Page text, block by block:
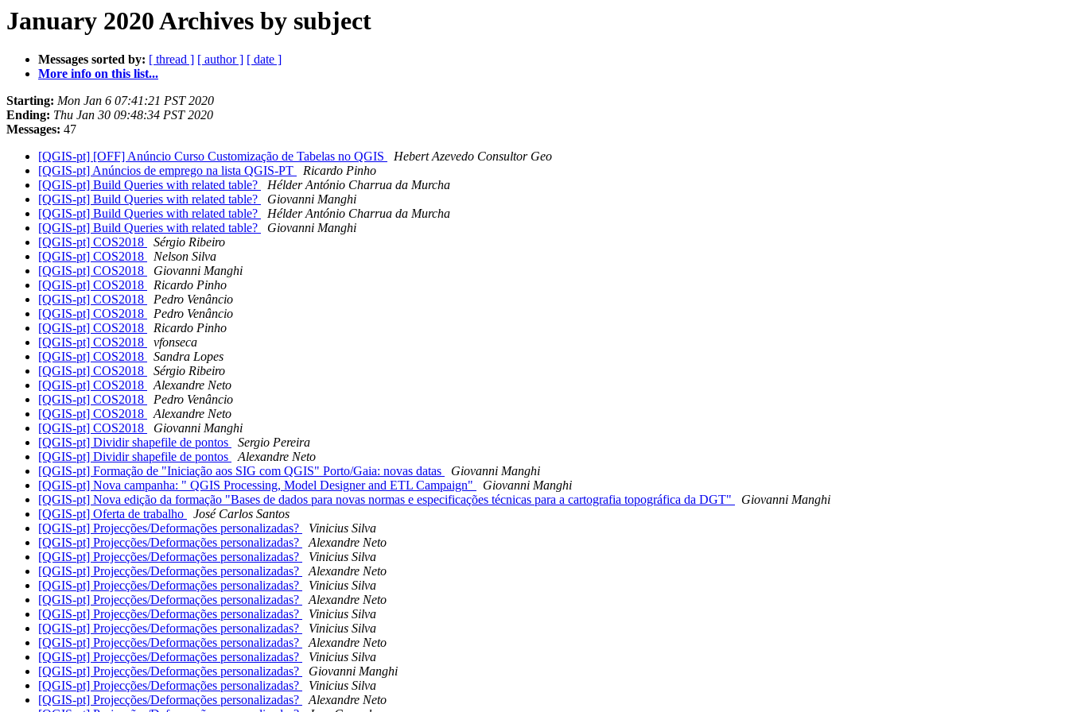
January 2020 Archives by subject
Messages sorted by: [ thread ] [ author ] [ date ]
More info on this list...
Starting: Mon Jan 6 07:41:21 PST 2020
Ending: Thu Jan 30 09:48:34 PST 2020
Messages: 47
[QGIS-pt] [OFF] Anúncio Curso Customização de Tabelas no QGIS
Hebert Azevedo Consultor Geo
[QGIS-pt] Anúncios de emprego na lista QGIS-PT
Ricardo Pinho
[QGIS-pt] Build Queries with related table?
Hélder António Charrua da Murcha
[QGIS-pt] Build Queries with related table?
Giovanni Manghi
[QGIS-pt] Build Queries with related table?
Hélder António Charrua da Murcha
[QGIS-pt] Build Queries with related table?
Giovanni Manghi
[QGIS-pt] COS2018
Sérgio Ribeiro
[QGIS-pt] COS2018
Nelson Silva
[QGIS-pt] COS2018
Giovanni Manghi
[QGIS-pt] COS2018
Ricardo Pinho
[QGIS-pt] COS2018
Pedro Venâncio
[QGIS-pt] COS2018
Pedro Venâncio
[QGIS-pt] COS2018
Ricardo Pinho
[QGIS-pt] COS2018
vfonseca
[QGIS-pt] COS2018
Sandra Lopes
[QGIS-pt] COS2018
Sérgio Ribeiro
[QGIS-pt] COS2018
Alexandre Neto
[QGIS-pt] COS2018
Pedro Venâncio
[QGIS-pt] COS2018
Alexandre Neto
[QGIS-pt] COS2018
Giovanni Manghi
[QGIS-pt] Dividir shapefile de pontos
Sergio Pereira
[QGIS-pt] Dividir shapefile de pontos
Alexandre Neto
[QGIS-pt] Formação de "Iniciação aos SIG com QGIS" Porto/Gaia: novas datas
Giovanni Manghi
[QGIS-pt] Nova campanha: " QGIS Processing, Model Designer and ETL Campaign"
Giovanni Manghi
[QGIS-pt] Nova edição da formação "Bases de dados para novas normas e especificações técnicas para a cartografia topográfica da DGT"
Giovanni Manghi
[QGIS-pt] Oferta de trabalho
José Carlos Santos
[QGIS-pt] Projecções/Deformações personalizadas?
Vinicius Silva
[QGIS-pt] Projecções/Deformações personalizadas?
Alexandre Neto
[QGIS-pt] Projecções/Deformações personalizadas?
Vinicius Silva
[QGIS-pt] Projecções/Deformações personalizadas?
Alexandre Neto
[QGIS-pt] Projecções/Deformações personalizadas?
Vinicius Silva
[QGIS-pt] Projecções/Deformações personalizadas?
Alexandre Neto
[QGIS-pt] Projecções/Deformações personalizadas?
Vinicius Silva
[QGIS-pt] Projecções/Deformações personalizadas?
Vinicius Silva
[QGIS-pt] Projecções/Deformações personalizadas?
Alexandre Neto
[QGIS-pt] Projecções/Deformações personalizadas?
Vinicius Silva
[QGIS-pt] Projecções/Deformações personalizadas?
Giovanni Manghi
[QGIS-pt] Projecções/Deformações personalizadas?
Vinicius Silva
[QGIS-pt] Projecções/Deformações personalizadas?
Alexandre Neto